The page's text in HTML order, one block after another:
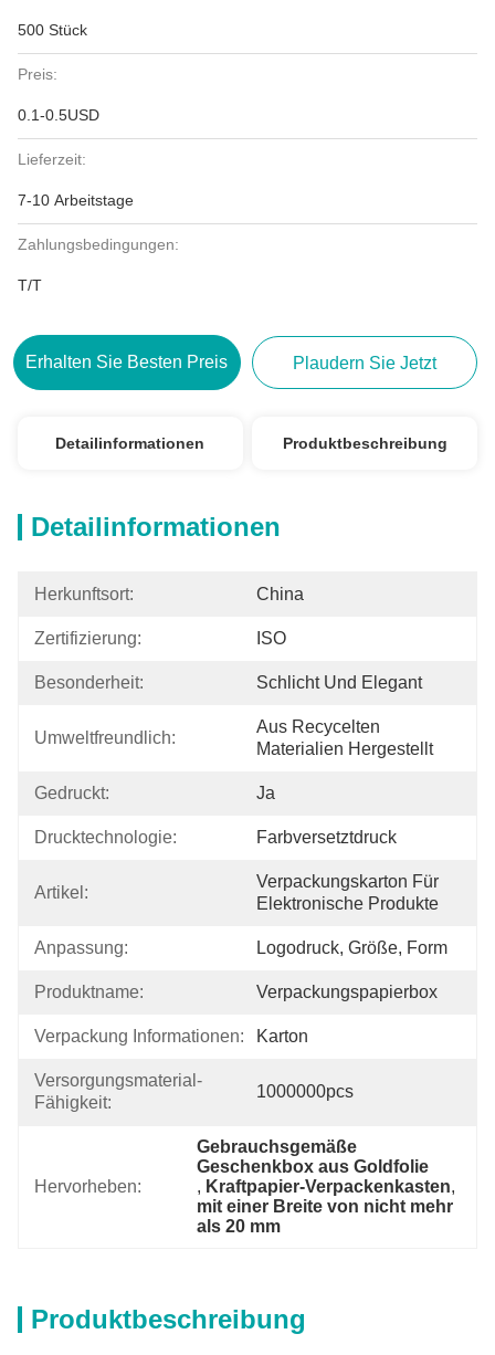
500 Stück
Preis:
0.1-0.5USD
Lieferzeit:
7-10 Arbeitstage
Zahlungsbedingungen:
T/T
Erhalten Sie Besten Preis Plaudern Sie Jetzt
Detailinformationen Produktbeschreibung
Detailinformationen
Herkunftsort: China
Zertifizierung: ISO
Besonderheit: Schlicht Und Elegant
Umweltfreundlich:
Aus Recycelten
Materialien Hergestellt
Gedruckt: Ja
Drucktechnologie: Farbversetztdruck
Artikel:
Verpackungskarton Für
Elektronische Produkte
Anpassung: Logodruck, Größe, Form
Produktname: Verpackungspapierbox
Verpackung Informationen: Karton
Versorgungsmaterial-
Fähigkeit:
1000000pcs
Hervorheben:
Gebrauchsgemäße
Geschenkbox aus Goldfolie
, Kraftpapier-Verpackenkasten
mit einer Breite von nicht mehr
als 20 mm
Produktbeschreibung